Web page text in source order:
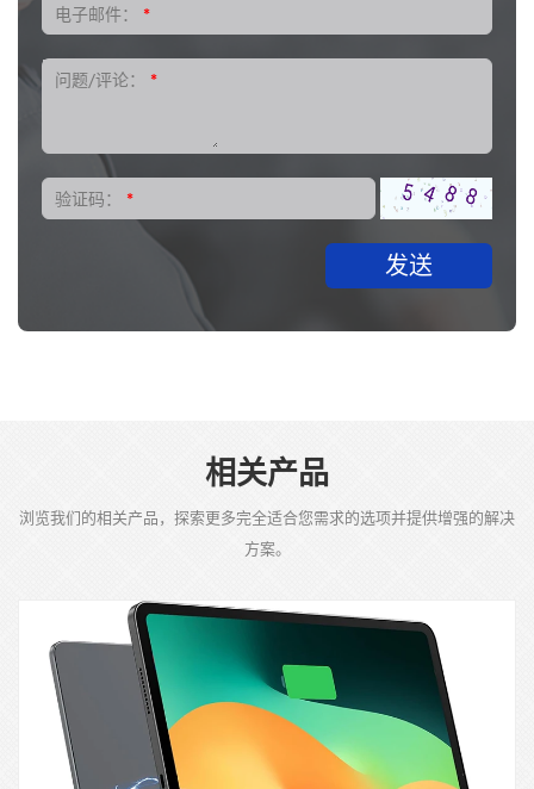
电子邮件： *
问题/评论： *
验证码： *
发送
相关产品
浏览我们的相关产品，探索更多完全适合您需求的选项并提供增强的解决
方案。